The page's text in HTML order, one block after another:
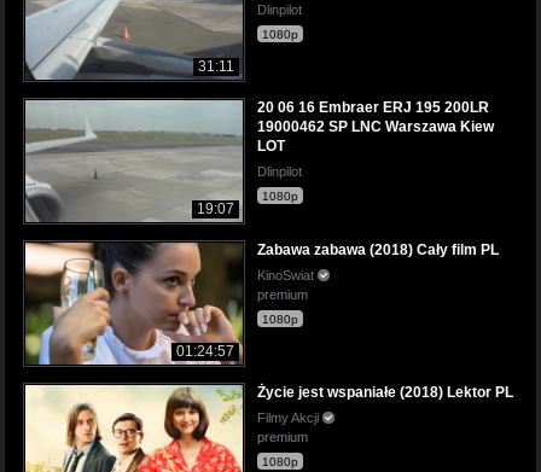
31:11
Dlinpilot
1080p
19:07
20 06 16 Embraer ERJ 195 200LR
19000462 SP LNC Warszawa Kiew
LOT
Dlinpilot
1080p
01:24:57
Zabawa zabawa (2018) Cały film PL
KinoSwiat
premium
1080p
Życie jest wspaniałe (2018) Lektor PL
Filmy Akcji
premium
1080p